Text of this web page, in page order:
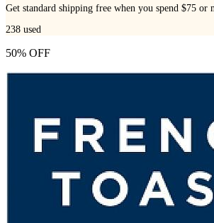
Get standard shipping free when you spend $75 or
238 used
50% OFF